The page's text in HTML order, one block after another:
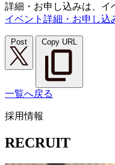
詳細・お申し込みは、
イベント詳細・お申し込
一覧へ戻る
採用情報
RECRUIT